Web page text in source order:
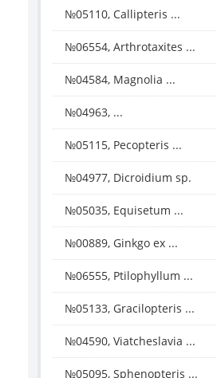
№05110, Callipteris ...
№06554, Arthrotaxites ...
№04584, Magnolia ...
№04963, ...
№05115, Pecopteris ...
№04977, Dicroidium sp.
№05035, Equisetum ...
№00889, Ginkgo ex ...
№06555, Ptilophyllum ...
№05133, Gracilopteris ...
№04590, Viatcheslavia ...
№05095, Sphenopteris ...